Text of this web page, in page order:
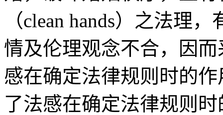
（clean hands）之法理
情及伦理观念不合，因
感在确定法律规则时的
了法感在确定法律规则